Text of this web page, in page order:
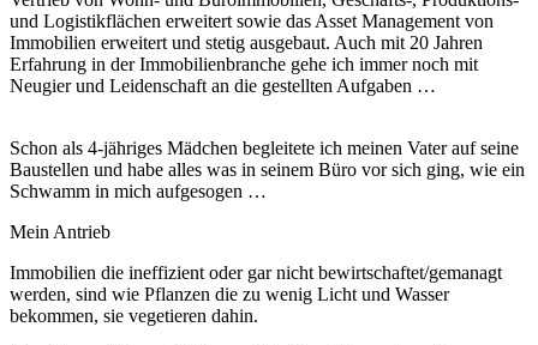
und Logis­tik­flä­chen erwei­tert sowie das Asset Manage­ment von
Immo­bi­lien erwei­tert und stetig ausge­baut. Auch mit 20 Jahren
Erfah­rung in der Immo­bi­li­en­branche gehe ich immer noch mit
Neugier und Leiden­schaft an die gestellten Aufgaben …
Schon als 4‑jähriges Mädchen beglei­tete ich meinen Vater auf seine
Baustellen und habe alles was in seinem Büro vor sich ging, wie ein
Schwamm in mich aufge­sogen …
Mein Antrieb
Immo­bi­lien die inef­fi­zient oder gar nicht bewirtschaftet/​gemanagt
werden, sind wie Pflanzen die zu wenig Licht und Wasser
bekommen, sie vege­tieren dahin.